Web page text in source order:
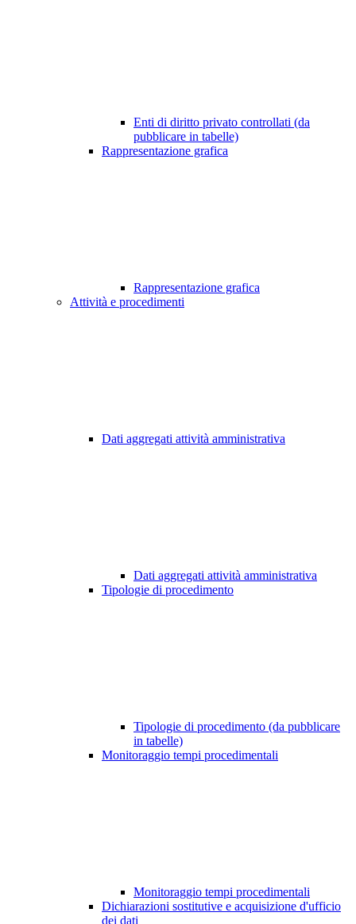
Enti di diritto privato controllati (da
pubblicare in tabelle)
Rappresentazione grafica
Rappresentazione grafica
Attività e procedimenti
Dati aggregati attività amministrativa
Dati aggregati attività amministrativa
Tipologie di procedimento
Tipologie di procedimento (da pubblicare
in tabelle)
Monitoraggio tempi procedimentali
Monitoraggio tempi procedimentali
Dichiarazioni sostitutive e acquisizione d'ufficio
dei dati